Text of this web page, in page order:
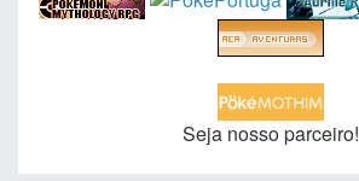
Seja nosso parceiro!